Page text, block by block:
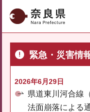
奈良県
緊急・災害情
2026年6月29日
県道東川河合線
法面崩落による